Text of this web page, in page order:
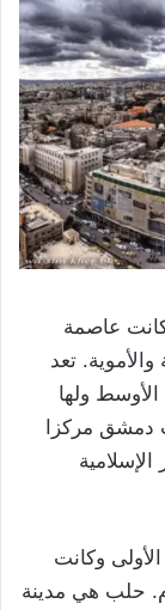
عاصمة
والأموية. تعد
ولها
دمشق مركزا
وكانت
حلب هي مدينة